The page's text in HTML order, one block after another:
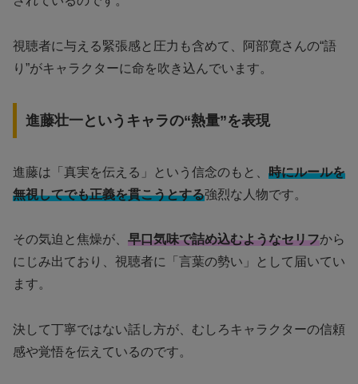
視聴者に与える緊張感と圧力も含めて、阿部寛さんの“語
り”がキャラクターに命を吹き込んでいます。
進藤壮一というキャラの“熱量”を表現
進藤は「真実を伝える」という信念のもと、 時にルールを
無視してでも正義を貫こうとする強烈な人物です。
その気迫と焦燥が、 早口気味で詰め込むようなセリフから
にじみ出ており、視聴者に「言葉の勢い」として届いてい
ます。
決して丁寧ではない話し方が、むしろキャラクターの信頼
感や覚悟を伝えているのです。